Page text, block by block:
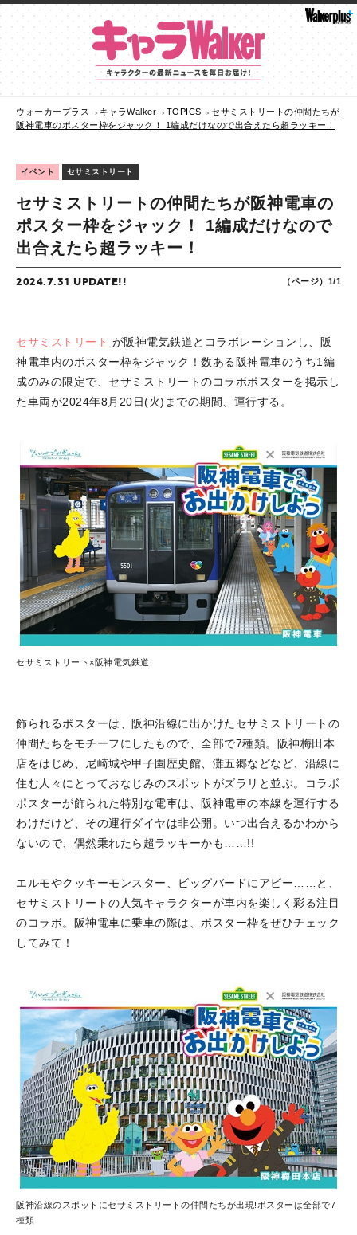
ウォーカープラス キャラWalker TOPICS
セサミストリートの仲間たちが
阪神電車のポスター枠をジャック！ 1編成だけなので出合えたら超ラッキー！
イベント セサミストリート
セサミストリートの仲間たちが阪神電車の
ポスター枠をジャック！ 1編成だけなので
出合えたら超ラッキー！
2024.7.31 UPDATE!! （ページ）1/1
セサミストリート が阪神電気鉄道とコラボレーションし、阪
神電車内のポスター枠をジャック！数ある阪神電車のうち1編
成のみの限定で、セサミストリートのコラボポスターを掲示し
た車両が2024年8月20日(火)までの期間、運行する。
セサミストリート×阪神電気鉄道
飾られるポスターは、阪神沿線に出かけたセサミストリートの
仲間たちをモチーフにしたもので、全部で7種類。阪神梅田本
店をはじめ、尼崎城や甲子園歴史館、灘五郷などなど、沿線に
住む人々にとっておなじみのスポットがズラリと並ぶ。コラボ
ポスターが飾られた特別な電車は、阪神電車の本線を運行する
わけだけど、その運行ダイヤは非公開。いつ出合えるかわから
ないので、偶然乗れたら超ラッキーかも……!!
エルモやクッキーモンスター、ビッグバードにアビー……と、
セサミストリートの人気キャラクターが車内を楽しく彩る注目
のコラボ。阪神電車に乗車の際は、ポスター枠をぜひチェック
してみて！
阪神沿線のスポットにセサミストリートの仲間たちが出現!ポスターは全部で7
種類